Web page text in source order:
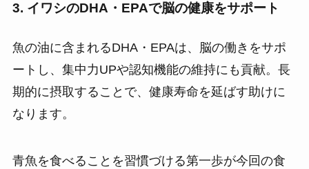
3. イワシのDHA・EPAで脳の健康をサポート
魚の油に含まれるDHA・EPAは、脳の働きをサポ
ートし、集中力UPや認知機能の維持にも貢献。長
期的に摂取することで、健康寿命を延ばす助けに
なります。
青魚を食べることを習慣づける第一歩が今回の食